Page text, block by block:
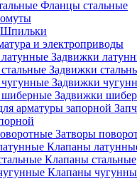
Фланцы стальные
Шпильки
и электроприводы
Задвижки
Задвижки
Задвижки
Задвижки
Затворы
Клапаны
Клапаны стальные
Клапаны